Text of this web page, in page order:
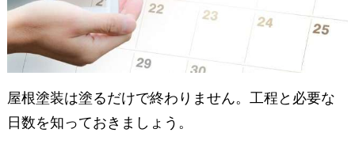
屋根塗装は塗るだけで終わりません。工程と必要な
日数を知っておきましょう。